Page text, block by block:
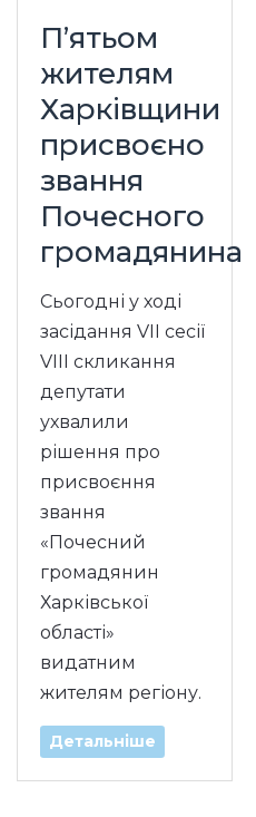
П’ятьом
жителям
Харківщини
присвоєно
звання
Почесного
громадянина
Сьогодні у ході
засідання VII сесії
VIII скликання
депутати
ухвалили
рішення про
присвоєння
звання
«Почесний
громадянин
Харківської
області»
видатним
жителям регіону.
Детальніше